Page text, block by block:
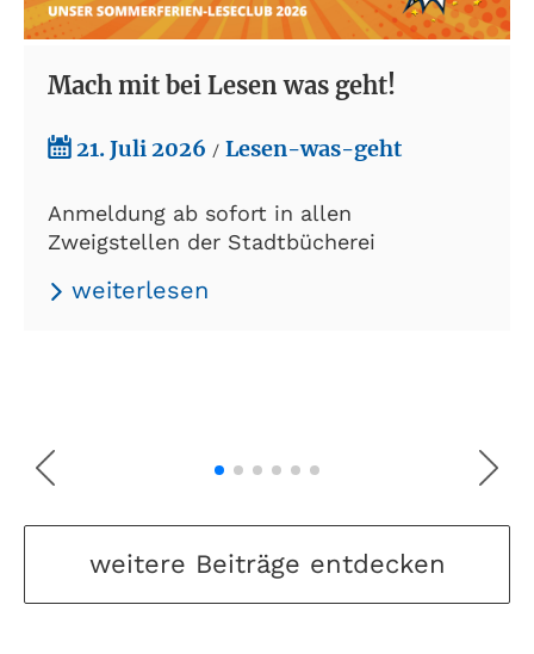
Mach mit bei Lesen was geht!
21. Juli 2026 / Lesen-was-geht
Anmeldung ab sofort in allen
Zweigstellen der Stadtbücherei
weiterlesen
weitere Beiträge entdecken